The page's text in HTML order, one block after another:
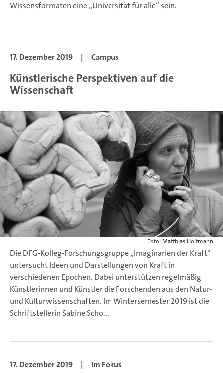
Wissensformaten eine „Universität für alle“ sein.
17. Dezember 2019 | Campus
Künstlerische Perspektiven auf die
Wissenschaft
Foto: Matthias Holtmann
Die DFG-Kolleg-Forschungsgruppe „Imaginarien der Kraft“
untersucht Ideen und Darstellungen von Kraft in
verschiedenen Epochen. Dabei unterstützen regelmäßig
Künstlerinnen und Künstler die Forschenden aus den Natur-
und Kulturwissenschaften. Im Wintersemester 2019 ist die
Schriftstellerin Sabine Scho...
17. Dezember 2019 | Im Fokus